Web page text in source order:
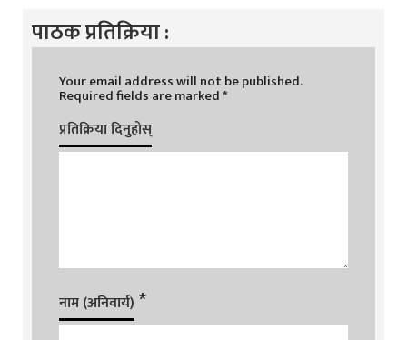
पाठक प्रतिक्रिया :
Your email address will not be published.
Required fields are marked*
प्रतिक्रिया दिनुहोस्
नाम (अनिवार्य) *